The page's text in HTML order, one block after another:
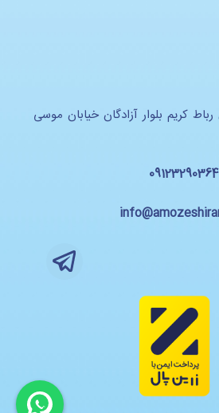
کریم بلوار آزادگان خیابان موسی
09123290364